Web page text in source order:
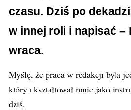
czasu. Dziś po
w innej roli i napisać –
wraca.
Myślę, że praca w redakcji była
który ukształtował mnie jako
dziś.